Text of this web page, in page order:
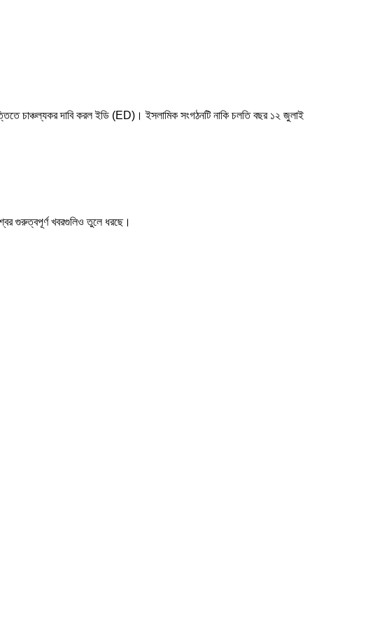
চাঞ্চল্যকর দাবি করল ইডি (ED)। ইসলামিক সংগঠনটি নাকি চলতি বছর ১২ জুলাই
গুরুত্বপূর্ণ খবরগুলিও তুলে ধরছে।